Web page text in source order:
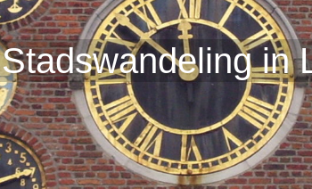
Stadswandeling in